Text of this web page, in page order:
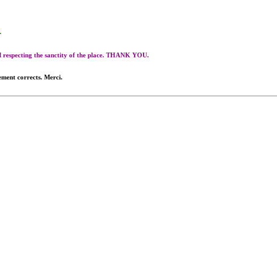
respecting the sanctity of the place. THANK YOU.
corrects. Merci.